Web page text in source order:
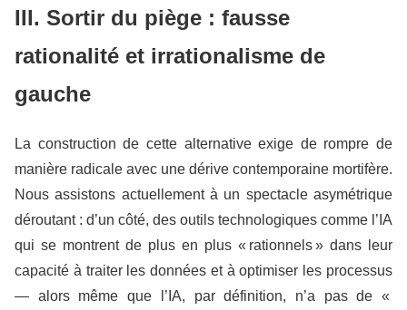
III. Sortir du piège : fausse
rationalité et irrationalisme de
gauche
La construction de cette alternative exige de rompre de
manière radicale avec une dérive contemporaine mortifère.
Nous assistons actuellement à un spectacle asymétrique
déroutant : d’un côté, des outils technologiques comme l’IA
qui se montrent de plus en plus « rationnels » dans leur
capacité à traiter les données et à optimiser les processus
— alors même que l’IA, par définition, n’a pas de «